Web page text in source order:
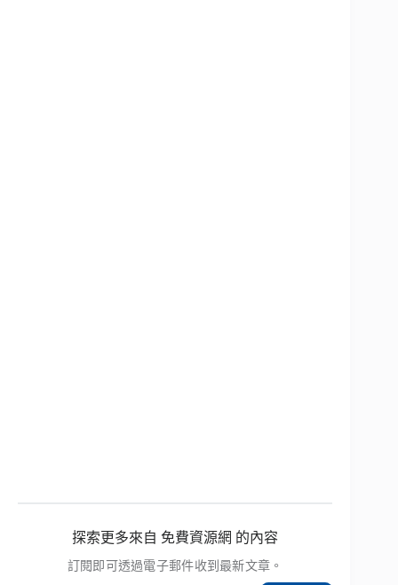
探索更多來自 免費資源網 的內容
訂閱即可透過電子郵件收到最新文章。